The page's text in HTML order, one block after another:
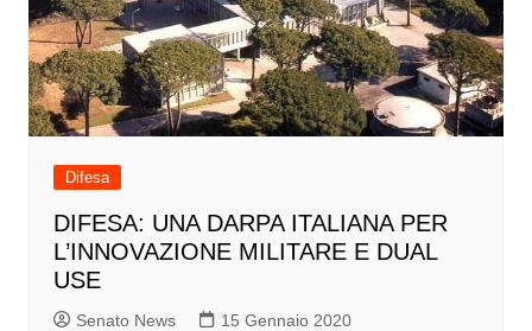
Difesa
DIFESA: UNA DARPA ITALIANA PER
L’INNOVAZIONE MILITARE E DUAL
USE
Senato News 15 Gennaio 2020